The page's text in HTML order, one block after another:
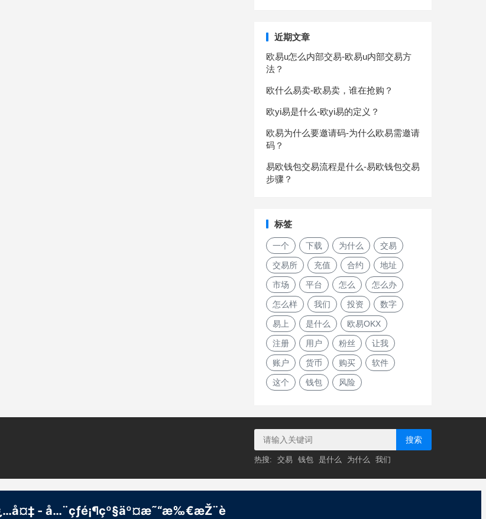
近期文章
欧易u怎么内部交易-欧易u内部交易方
法？
欧什么易卖-欧易卖，谁在抢购？
欧yi易是什么-欧yi易的定义？
欧易为什么要邀请码-为什么欧易需邀请
码？
易欧钱包交易流程是什么-易欧钱包交易
步骤？
标签
一个 下载 为什么 交易
交易所 充值 合约 地址
市场 平台 怎么 怎么办
怎么样 我们 投资 数字
易上 是什么 欧易OKX
注册 用户 粉丝 让我
账户 货币 购买 软件
这个 钱包 风险
搜索
热搜: 交易 钱包 是什么 为什么 我们